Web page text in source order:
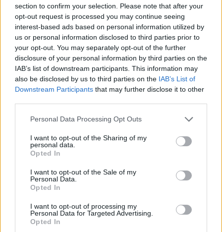
section to confirm your selection. Please note that after your
opt-out request is processed you may continue seeing
interest-based ads based on personal information utilized by
us or personal information disclosed to third parties prior to
your opt-out. You may separately opt-out of the further
disclosure of your personal information by third parties on the
IAB’s list of downstream participants. This information may
also be disclosed by us to third parties on the IAB’s List of
Downstream Participants that may further disclose it to other
Please note that this website/app uses one or more Google
not limited to your visit or usage behaviour. You may click to
grant or deny consent to Google and its third-party tags to
use your data for below specified purposes in below Google
consent section.
Personal Data Processing Opt Outs
I want to opt-out of the Sharing of my
personal data.
Opted In
I want to opt-out of the Sale of my
Personal Data.
Opted In
I want to opt-out of processing my
Personal Data for Targeted Advertising.
Opted In
Krasznahorkai László elbeszéléskötetét,
amelyet tavaly egy New York-i független
kiadó, a New Directions jelentetett meg
Seiobo There Belowcímen, Ottilie Mulzet
fordította angolra.
Két irodalmi Nobel-díjas is szerepel a
válogatásban: a kínai Mo Jentől aSandalwood
Deatholvasható a listán Howard Goldblatt
Jelinektől pedig Damion Searls fordításában a
Her Not All Her
is esélyes Ahmed Farisz el-Sidjaktól, amely a
Leg Over Legcímen, Humphrey Davies
nyelven.